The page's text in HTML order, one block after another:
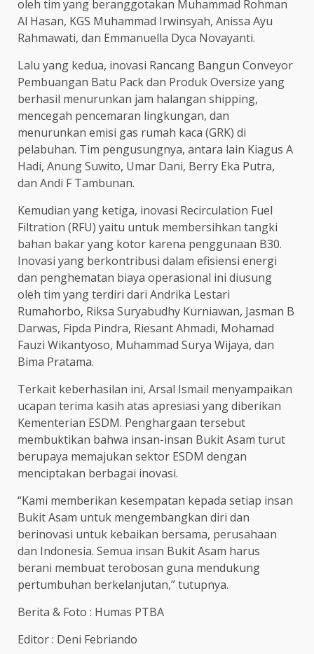
oleh tim yang beranggotakan Muhammad Rohman
Al Hasan, KGS Muhammad Irwinsyah, Anissa Ayu
Rahmawati, dan Emmanuella Dyca Novayanti.
Lalu yang kedua, inovasi Rancang Bangun Conveyor
Pembuangan Batu Pack dan Produk Oversize yang
berhasil menurunkan jam halangan shipping,
mencegah pencemaran lingkungan, dan
menurunkan emisi gas rumah kaca (GRK) di
pelabuhan. Tim pengusungnya, antara lain Kiagus A
Hadi, Anung Suwito, Umar Dani, Berry Eka Putra,
dan Andi F Tambunan.
Kemudian yang ketiga, inovasi Recirculation Fuel
Filtration (RFU) yaitu untuk membersihkan tangki
bahan bakar yang kotor karena penggunaan B30.
Inovasi yang berkontribusi dalam efisiensi energi
dan penghematan biaya operasional ini diusung
oleh tim yang terdiri dari Andrika Lestari
Rumahorbo, Riksa Suryabudhy Kurniawan, Jasman B
Darwas, Fipda Pindra, Riesant Ahmadi, Mohamad
Fauzi Wikantyoso, Muhammad Surya Wijaya, dan
Bima Pratama.
Terkait keberhasilan ini, Arsal Ismail menyampaikan
ucapan terima kasih atas apresiasi yang diberikan
Kementerian ESDM. Penghargaan tersebut
membuktikan bahwa insan-insan Bukit Asam turut
berupaya memajukan sektor ESDM dengan
menciptakan berbagai inovasi.
“Kami memberikan kesempatan kepada setiap insan
Bukit Asam untuk mengembangkan diri dan
berinovasi untuk kebaikan bersama, perusahaan
dan Indonesia. Semua insan Bukit Asam harus
berani membuat terobosan guna mendukung
pertumbuhan berkelanjutan,” tutupnya.
Berita & Foto : Humas PTBA
Editor : Deni Febriando